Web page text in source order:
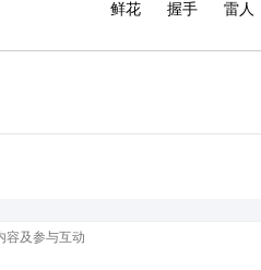
鲜花 握手 雷人